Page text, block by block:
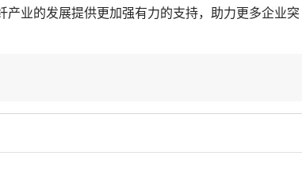
业的发展提供更加强有力的支持，助力更多企业突